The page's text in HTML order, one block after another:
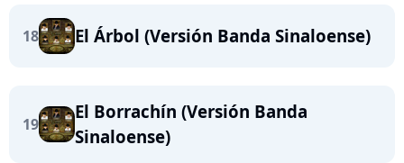
18 El Árbol (Versión Banda Sinaloense)
19
El Borrachín (Versión Banda
Sinaloense)